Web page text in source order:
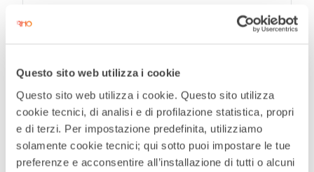
Questo sito web utilizza i cookie
Questo sito web utilizza i cookie. Questo sito utilizza
cookie tecnici, di analisi e di profilazione statistica, propri
e di terzi. Per impostazione predefinita, utilizziamo
solamente cookie tecnici; qui sotto puoi impostare le tue
preferenze e acconsentire all’installazione di tutti o alcuni
CONDIVIDI QUESTO EVENTO